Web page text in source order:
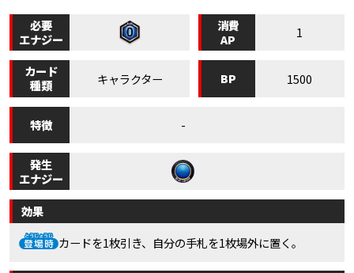
必要
エナジー
消費
AP
1
カード
種類
キャラクター BP 1500
特徴 -
発生
エナジー
効果
カードを1枚引き、自分の手札を1枚場外に置く。